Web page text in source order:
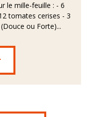
le mille-feuille : - 6
tomates cerises - 3
ou Forte)...